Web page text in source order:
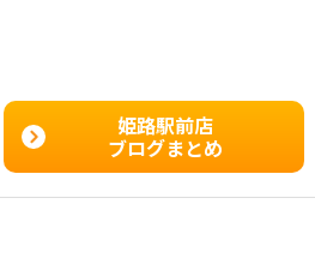
姫路駅前店
ブログまとめ